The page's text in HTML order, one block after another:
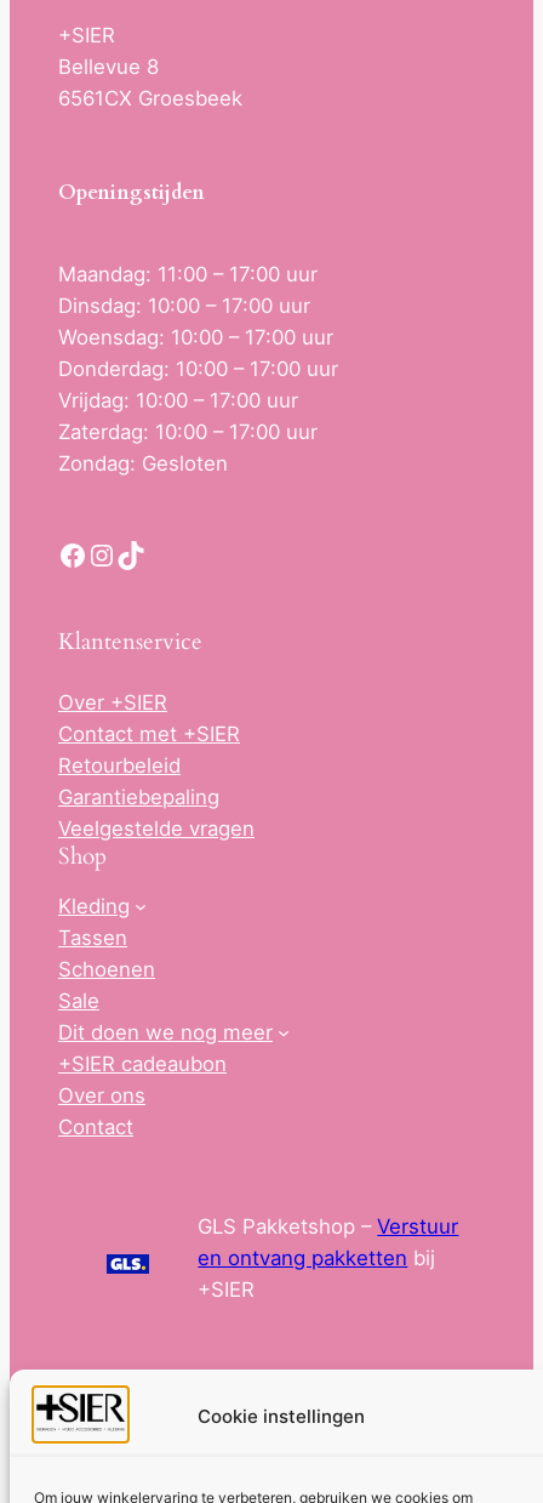
Cookie instellingen
Om jouw winkelervaring te verbeteren, gebruiken we cookies om
+SIER
Bellevue 8
6561CX Groesbeek
Openingstijden
Maandag: 11:00 – 17:00 uur
Dinsdag: 10:00 – 17:00 uur
Woensdag: 10:00 – 17:00 uur
Donderdag: 10:00 – 17:00 uur
Vrijdag: 10:00 – 17:00 uur
Zaterdag: 10:00 – 17:00 uur
Zondag: Gesloten
Facebook InstagramTikTok
Klantenservice
Over +SIER
Contact met +SIER
Retourbeleid
Garantiebepaling
Veelgestelde vragen
Shop
Kleding
Tassen
Schoenen
Sale
Dit doen we nog meer
+SIER cadeaubon
Over ons
Contact
GLS Pakketshop –Verstuur
en ontvang pakketten bij
+SIER